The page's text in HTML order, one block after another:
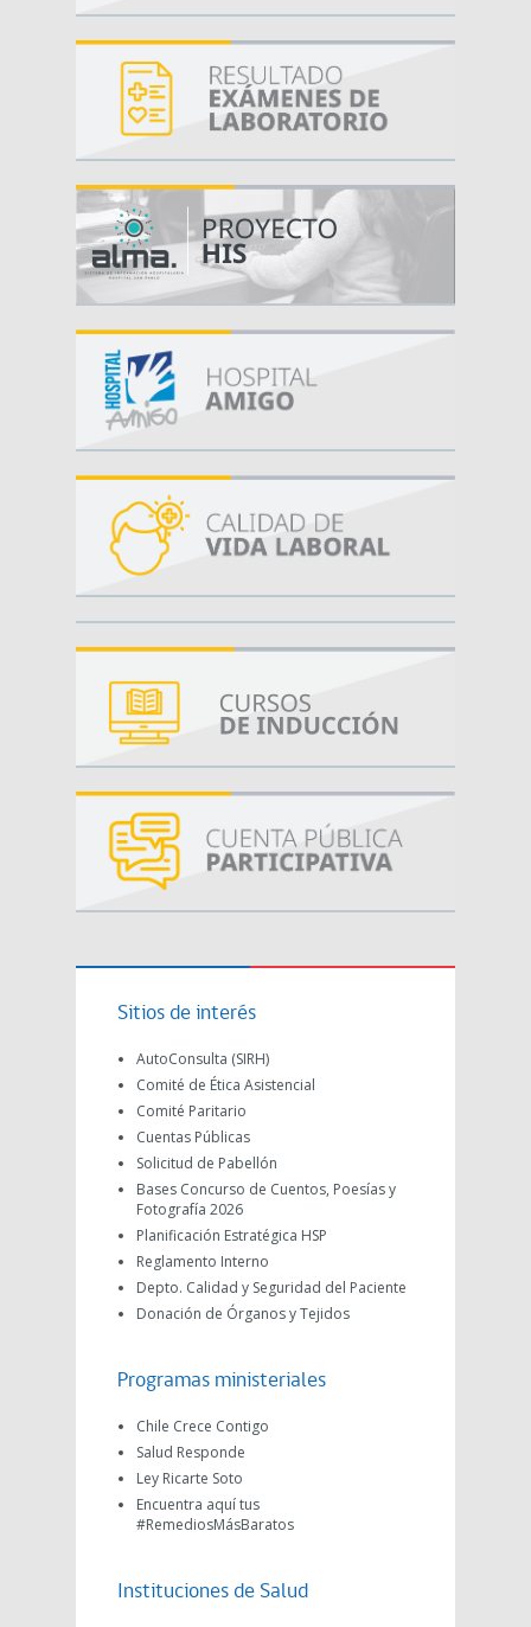
Sitios de interés
AutoConsulta (SIRH)
Comité de Ética Asistencial
Comité Paritario
Cuentas Públicas
Solicitud de Pabellón
Bases Concurso de Cuentos, Poesías y
Fotografía 2026
Planificación Estratégica HSP
Reglamento Interno
Depto. Calidad y Seguridad del Paciente
Donación de Órganos y Tejidos
Programas ministeriales
Chile Crece Contigo
Salud Responde
Ley Ricarte Soto
Encuentra aquí tus
#RemediosMásBaratos
Instituciones de Salud